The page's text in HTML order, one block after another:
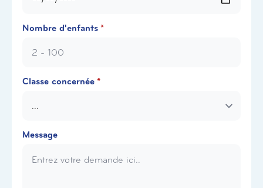
Nombre d'enfants *
Classe concernée *
Message